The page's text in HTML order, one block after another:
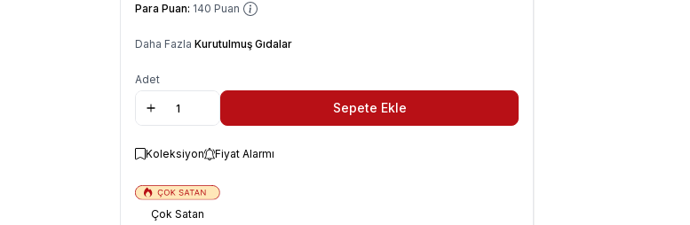
Para Puan: 140 Puan
Daha Fazla Kurutulmuş Gıdalar
Adet
Sepete Ekle
Koleksiyon Fiyat Alarmı
Çok Satan